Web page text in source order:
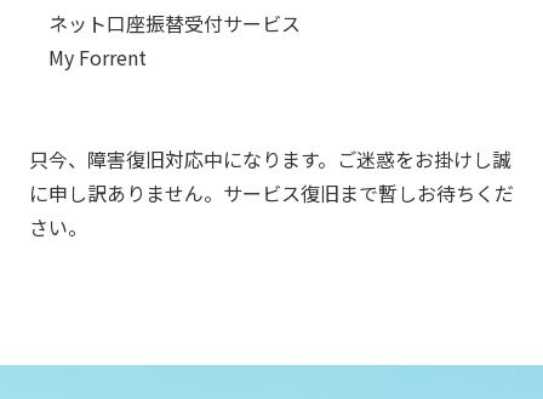
ネット口座振替受付サービス
My Forrent
只今、障害復旧対応中になります。ご迷惑をお掛けし誠
に申し訳ありません。サービス復旧まで暫しお待ちくだ
さい。